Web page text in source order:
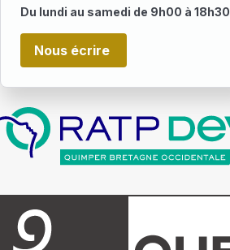
Du lundi au samedi de 9h00 à 18h30
Nous écrire